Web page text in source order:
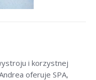
i korzystnej
oferuje SPA,